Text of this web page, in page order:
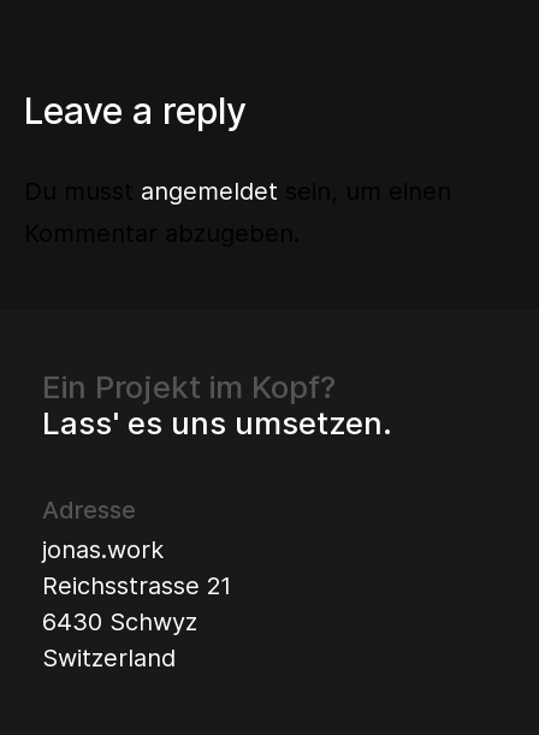
Leave a reply
angemeldet
Ein Projekt im Kopf?
Lass' es uns umsetzen.
Adresse
jonas.work
Reichsstrasse 21
6430 Schwyz
Switzerland